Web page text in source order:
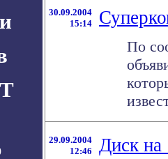
30.09.2004
15:14
По
29.09.2004
12:46
Диск на